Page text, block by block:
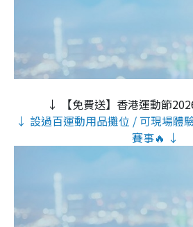
↓ 【免費送】香港運動節
↓ 設過百運動用品攤位 / 可現場體
賽事🔥 ↓